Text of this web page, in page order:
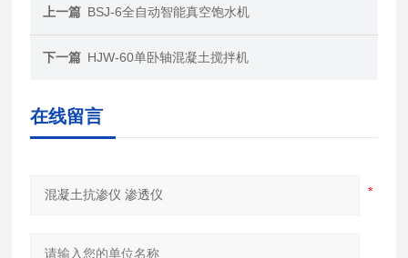
上一篇 BSJ-6全自动智能真空饱水机
下一篇 HJW-60单卧轴混凝土搅拌机
在线留言